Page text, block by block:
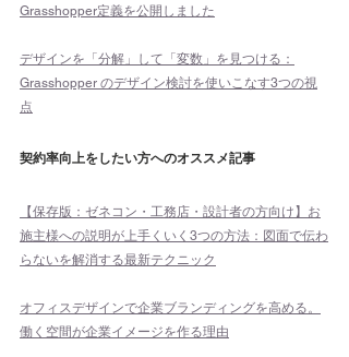
Grasshopper定義を公開しました
デザインを「分解」して「変数」を見つける：
Grasshopper のデザイン検討を使いこなす3つの視
点
契約率向上をしたい方へのオススメ記事
【保存版：ゼネコン・工務店・設計者の方向け】お
施主様への説明が上手くいく3つの方法：図面で伝わ
らないを解消する最新テクニック
オフィスデザインで企業ブランディングを高める。
働く空間が企業イメージを作る理由